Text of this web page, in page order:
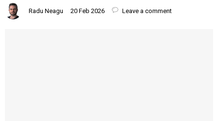
Radu Neagu 20 Feb 2026 Leave a comment